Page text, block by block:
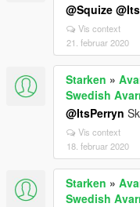
@Squize
Vis context
21. februar 2020
Starken »
Swedish
@ItsPerryn
Vis context
18. februar 2020
Starken »
Swedish